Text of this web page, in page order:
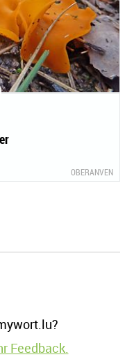
OBERANVEN
Feedback.